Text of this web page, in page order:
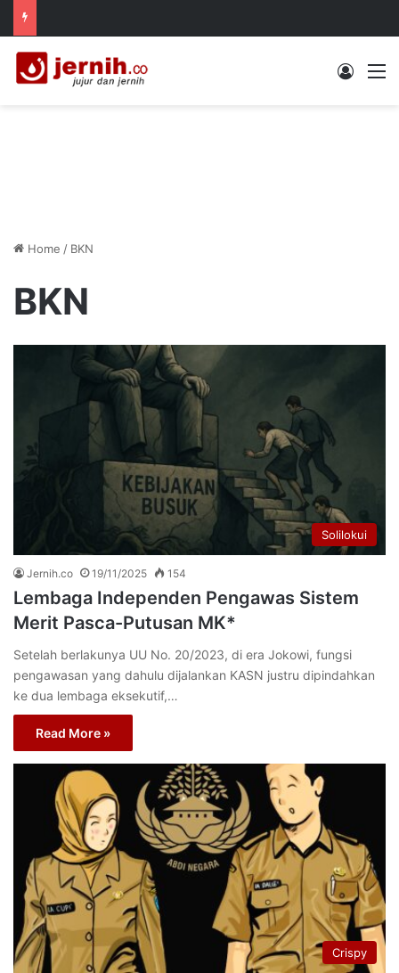
Log In
Home / BKN
BKN
Solilokui
Jernih.co 19/11/2025 154
Lembaga Independen Pengawas Sistem
Merit Pasca-Putusan MK*
Setelah berlakunya UU No. 20/2023, di era Jokowi, fungsi
pengawasan yang dahulu dijalankan KASN justru dipindahkan
ke dua lembaga eksekutif,…
Read More »
Crispy